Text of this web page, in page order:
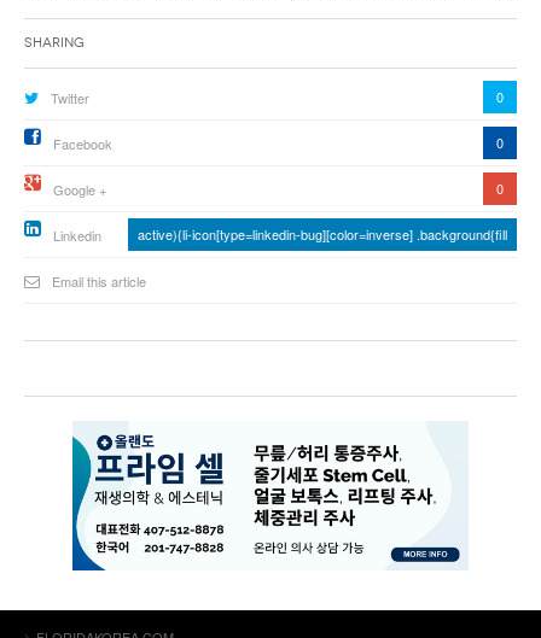
Sharing
Twitter 0
Facebook 0
Google + 0
Linkedin active){li-icon[type=linkedin-bug][color=inverse] .background{fill
Email this article